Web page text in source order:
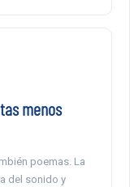
menos
poemas. La
del sonido y